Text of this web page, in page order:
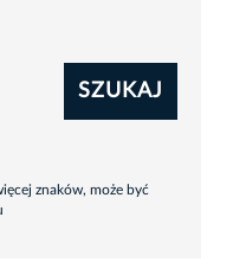
SZUKAJ
znaków, może być